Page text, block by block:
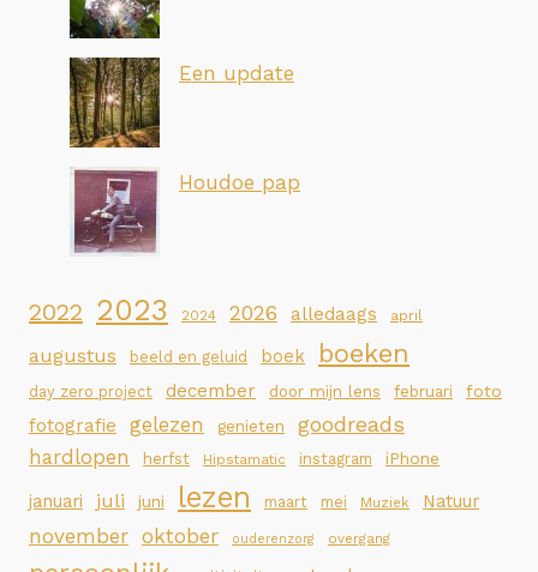
Een update
Houdoe pap
2022 2023 2024 2026 alledaags april
augustus beeld en geluid boek boeken
day zero project december door mijn lens februari foto
fotografie gelezen genieten goodreads
hardlopen herfst Hipstamatic instagram iPhone
januari juli juni lezen maart mei Muziek Natuur
november oktober ouderenzorg overgang